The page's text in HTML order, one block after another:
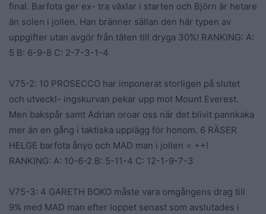
final. Barfota ger ex- tra växlar i starten och Björn är hetare
än solen i jollen. Han bränner sällan den här typen av
uppgifter utan avgör från täten till dryga 30%! RANKING: A:
5 B: 6-9-8 C: 2-7-3-1-4
V75-2: 10 PROSECCO har imponerat storligen på slutet
och utveckl- ingskurvan pekar upp mot Mount Everest.
Men bakspår samt Adrian oroar oss när det blivit pannkaka
mer än en gång i taktiska upplägg för honom. 6 RÄSER
HELGE barfota ånyo och MAD man i jollen = ++!
RANKING: A: 10-6-2 B: 5-11-4 C: 12-1-9-7-3
V75-3: 4 GARETH BOKO måste vara omgångens drag till
9% med MAD man efter loppet senast som avslutades i